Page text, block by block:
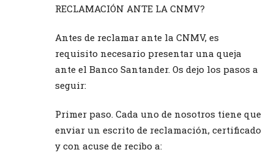
RECLAMACIÓN ANTE LA CNMV?
Antes de reclamar ante la CNMV, es
requisito necesario presentar una queja
ante el Banco Santander. Os dejo los pasos a
seguir:
Primer paso. Cada uno de nosotros tiene que
enviar un escrito de reclamación, certificado
y con acuse de recibo a: